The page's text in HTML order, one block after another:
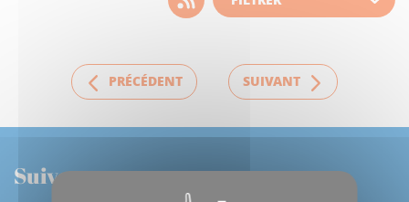
d'actualité
PRÉCÉDENT SUIVANT
Suivez-nous